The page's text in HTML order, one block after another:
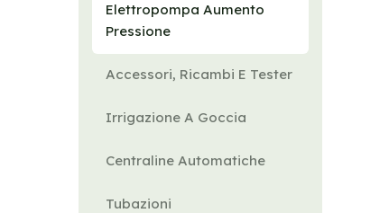
Elettropompa Aumento
Pressione
Accessori, Ricambi E Tester
Irrigazione A Goccia
Centraline Automatiche
Tubazioni